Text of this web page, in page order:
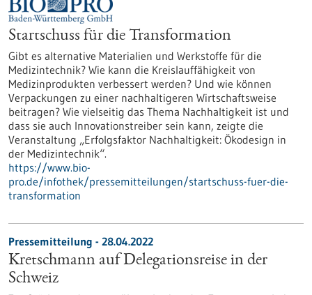
Startschuss für die Transformation
Gibt es alternative Materialien und Werkstoffe für die
Medizintechnik? Wie kann die Kreislauffähigkeit von
Medizinprodukten verbessert werden? Und wie können
Verpackungen zu einer nachhaltigeren Wirtschaftsweise
beitragen? Wie vielseitig das Thema Nachhaltigkeit ist und
dass sie auch Innovationstreiber sein kann, zeigte die
Veranstaltung „Erfolgsfaktor Nachhaltigkeit: Ökodesign in
der Medizintechnik“.
https://www.bio-
pro.de/infothek/pressemitteilungen/startschuss-fuer-die-
transformation
Pressemitteilung - 28.04.2022
Kretschmann auf Delegationsreise in der
Schweiz